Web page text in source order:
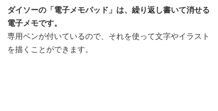
ダイソーの「電子メモパッド」は、繰り返し書いて消せる
電子メモです。
専用ペンが付いているので、それを使って文字やイラスト
を描くことができます。